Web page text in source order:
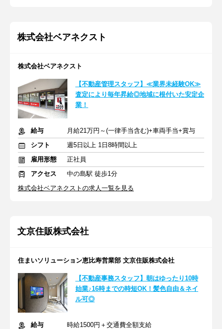
株式会社ベアネクスト
株式会社ベアネクスト
【不動産管理スタッフ】≪業界未経験OK≫
査定により毎年昇給◎地域に根付いた安定企
業！
給与
月給21万円～(一律手当含む)+車両手当+賞与
シフト
週5日以上 1日8時間以上
雇用形態
正社員
アクセス
中の島駅 徒歩1分
株式会社ベアネクストの求人一覧を見る
文京住販株式会社
住まいソリューション恵比寿営業部 文京住販株式会社
【不動産事務スタッフ】朝はゆったり10時
始業♪16時までの時短OK！髪色自由＆ネイ
ル可◎
給与
時給1500円＋交通費全額支給